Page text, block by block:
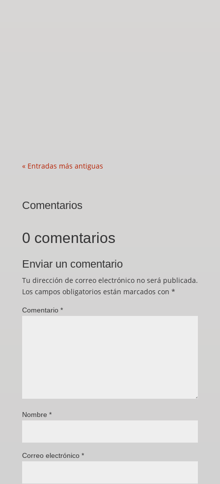
« Entradas más antiguas
Comentarios
0 comentarios
Enviar un comentario
Tu dirección de correo electrónico no será publicada.
Los campos obligatorios están marcados con *
Comentario *
Nombre *
Correo electrónico *